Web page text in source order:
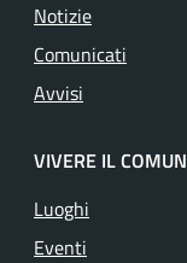
Notizie
Comunicati
Avvisi
VIVERE IL
Luoghi
Eventi